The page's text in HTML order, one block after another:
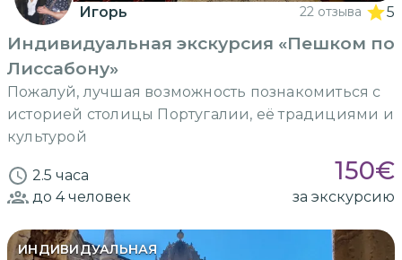
Игорь 22 отзыва 5
Индивидуальная экскурсия «Пешком по
Лиссабону»
Пожалуй, лучшая возможность познакомиться с
историей столицы Португалии, её традициями и
культурой
2.5 часа 150€
до 4человек за экскурсию
ИНДИВИДУАЛЬНАЯ